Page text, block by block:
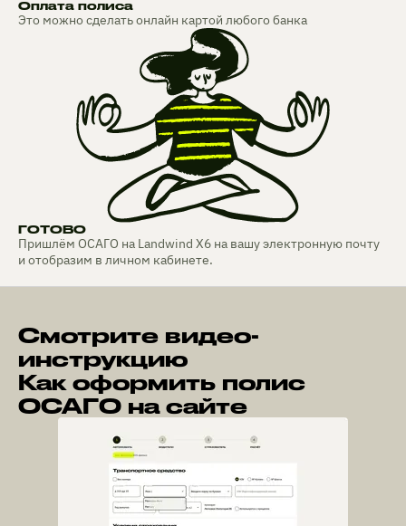
Оплата полиса
Это можно сделать онлайн картой любого банка
ГОТОВО
Пришлём ОСАГО на Landwind X6 на вашу электронную почту
и отобразим в личном кабинете.
Смотрите видео-
инструкцию
Как оформить полис
ОСАГО на сайте